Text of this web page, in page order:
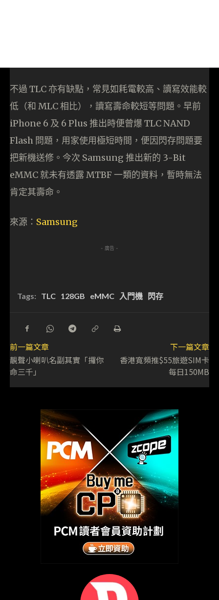
不過 TLC 亦有缺點，常見如耗電較高、讀寫效能較
低（和 MLC 相比），讀寫壽命較短等問題。早前
iPhone 6 及 6 Plus 推出時便曾爆 TLC NAND
Flash 問題，用家使用極短時間，便因閃存問題要
把新機送修。今次 Samsung 推出新的 3-Bit
eMMC 就未有透露 MTBF 一類的資料，暫時無法
肯定其壽命。
來源： Samsung
- 廣告 -
Tags: TLC 128GB eMMC 入門機 閃存
前一篇文章
靚聲小喇叭名副其實「攞你
命三千」
下一篇文章
香港寬頻推$55旅遊SIM卡
每日150MB